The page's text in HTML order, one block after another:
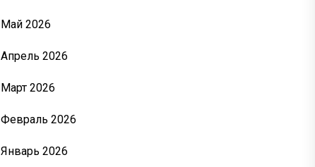
Май 2026
Апрель 2026
Март 2026
Февраль 2026
Январь 2026